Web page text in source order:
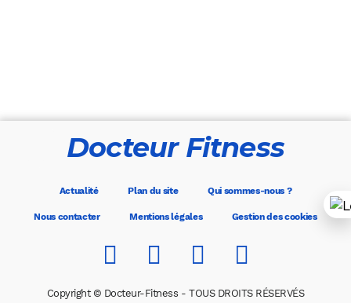
Docteur Fitness
Actualité Plan du site Qui sommes-nous ?
Nous contacter Mentions légales Gestion des cookies
Copyright © Docteur-Fitness - TOUS DROITS RÉSERVÉS